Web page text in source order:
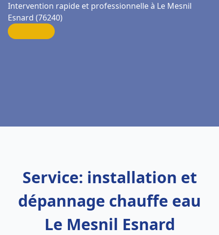
Intervention rapide et professionnelle à Le Mesnil
Esnard (76240)
Service: installation et
dépannage chauffe eau
Le Mesnil Esnard